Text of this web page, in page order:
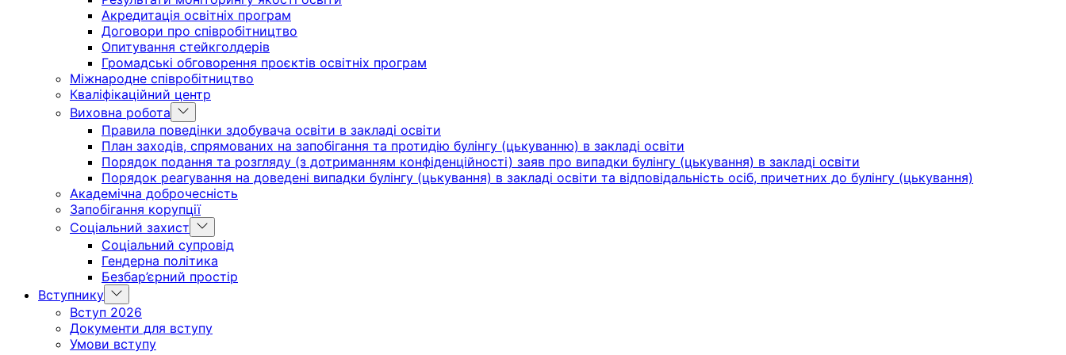
Акредитація освітніх програм
Договори про співробітництво
Опитування стейкголдерів
Громадські обговорення проєктів освітніх програм
Міжнародне співробітництво
Кваліфікаційний центр
Виховна робота
Show
sub
menu
Правила поведінки здобувача освіти в закладі освіти
План заходів, спрямованих на запобігання та протидію булінгу (цькуванню) в закладі освіти
Порядок подання та розгляду (з дотриманням конфіденційності) заяв про випадки булінгу (цькування) в закладі освіти
Порядок реагування на доведені випадки булінгу (цькування) в закладі освіти та відповідальність осіб, причетних до булінгу (цькування)
Академічна доброчесність
Запобігання корупції
Соціальний захист
Show
sub
menu
Соціальний супровід
Гендерна політика
Безбар’єрний простір
Вступнику Show
sub
menu
Вступ 2026
Документи для вступу
Умови вступу